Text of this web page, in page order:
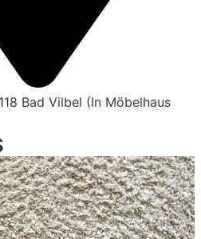
Bad Vilbel (In Möbelhaus